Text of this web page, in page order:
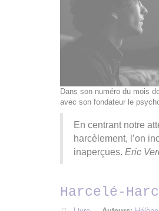
Dans son numéro du mois
avec son fondateur le
En centrant notre
harcèlement, l’on
inaperçues. Eric
Harcelé-